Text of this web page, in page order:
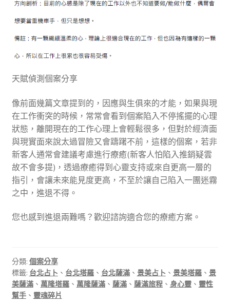
天賦偵測個案分享
像前面幾篇文章提到的，因應與生俱來的才能，如果與現
在工作衝突的時候，常常會看到個案陷入不停搖擺的心理
狀態，離開現在的工作心理上會輕鬆很多，但對於經濟面
與現實面來說太過冒險又會躊躇不前，這樣的個案，若非
新客人通常會建議考慮進行療癒(新客人怕陷入推銷疑雲
故不會多提)，透過療癒得到心靈支持或來自更高一層的
指引，會讓未來能見度更高，不至於讓自己陷入一團迷霧
之中，進退不得。
您也感到進退兩難嗎？歡迎諮詢適合您的療癒方案。
分類: 個案分享
標籤: 台北占卜 、 台北塔羅、 台北薩滿、 景美占卜 、 景美塔羅、 景
美薩滿、 萬隆塔羅、 萬隆薩滿、 薩滿、 薩滿旅程、 身心靈、 靈性
幫手、 靈魂碎片